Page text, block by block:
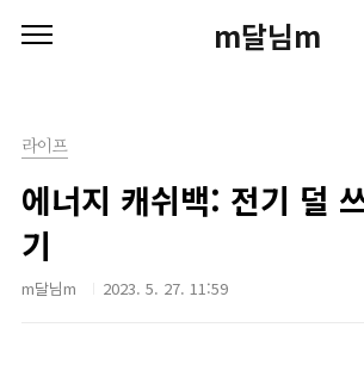
m달님m
라이프
에너지 캐쉬백: 전기 덜
기
m달님m 2023. 5. 27. 11:59